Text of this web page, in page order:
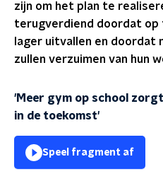
zijn om het plan te
terugverdiend doordat op
lager uitvallen en doordat
zullen verzuimen van hun
'Meer gym op school
in de toekomst'
Speel fragment af